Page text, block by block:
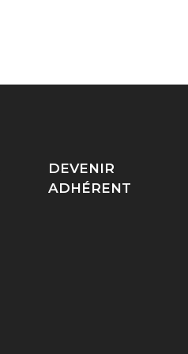
DEVENIR
ADHÉRENT